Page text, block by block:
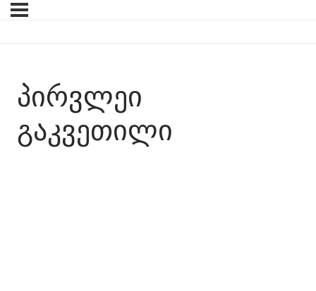
ᲞᲘᲠᲕᲚᲔᲘ
ᲒᲐᲙᲕᲔᲗᲘᲚᲘ